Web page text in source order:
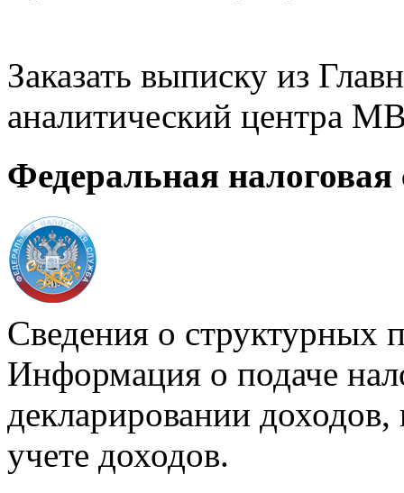
Заказать выписку из
аналитический центра
Федеральная налоговая
Сведения о структурных
Информация о подаче
декларировании доходов,
учете доходов.